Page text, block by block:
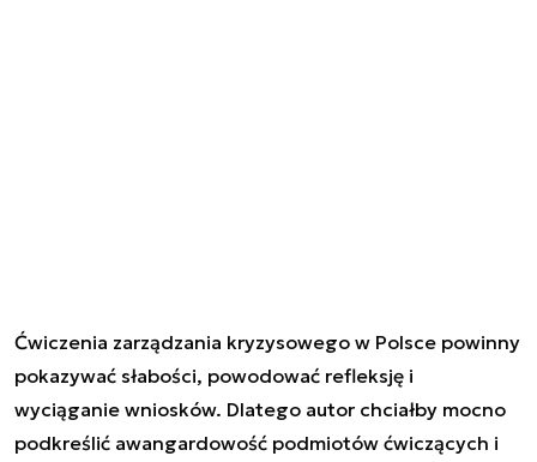
Ćwiczenia zarządzania kryzysowego w Polsce powinny
pokazywać słabości, powodować refleksję i
wyciąganie wniosków. Dlatego autor chciałby mocno
podkreślić awangardowość podmiotów ćwiczących i